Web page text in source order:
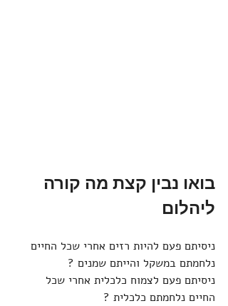
בואו נבין קצת מה קורה
ליהלום
ניסיתם פעם להיות רזים אחרי שכל החיים
נלחמתם במשקל והייתם שמנים ?
ניסיתם פעם לצמוח כלכלית אחרי שכל
החיים נלחמתם כלכלית ?